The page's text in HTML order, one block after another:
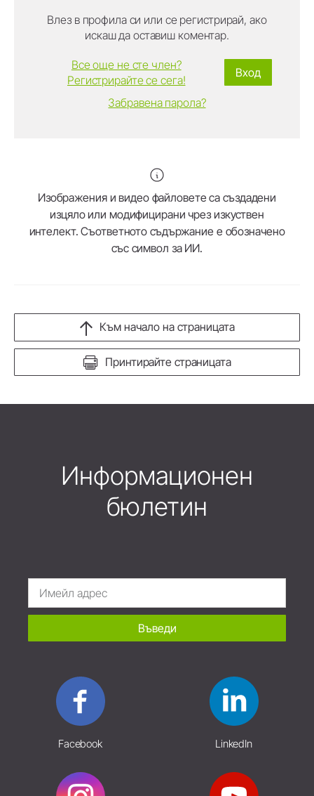
Влез в профила си или се регистрирай, ако
искаш да оставиш коментар.
Вход
Все още не сте член?
Регистрирайте се сега!
Забравена парола?
Изображения и видео файловете са създадени
изцяло или модифицирани чрез изкуствен
интелект. Съответното съдържание е обозначено
със символ за ИИ.
Принтирайте страницата
Към начало на страницата
Информационен
бюлетин
Въведи
Facebook LinkedIn